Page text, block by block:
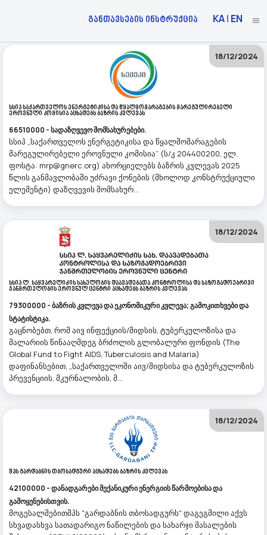
განთავსების ინსტრუქცია KA| EN
Სსიპ Საქართველოს Ენერგეტიკისა Და Წყალმომარაგების Მარეგულირებელი
Ეროვნული Კომისია Აცხადებს Ბაზრის Კვლევას
66510000 - სადაზღვევო მომსახურებები.
18/12/2024
სსიპ „საქართველოს ენერგეტიკისა და წყალმომარაგების
მარეგულირებელი ეროვნული კომისია“ (ს/კ 204400200, ელ.
ფოსტა: mrp@gnerc.org) ახორციელებს ბაზრის კვლევას 2025
წლის განმავლობაში უძრავი ქონების (მხოლოდ კონსტრუქციული
ელემენტი) დაზღვევის მომსახურ...
Სსიპ Ლ. Საყვარელიძის Სახელობის Დაავადებათა Კონტროლისა Და Საზოგადოებრივი
Ჯანმრთელობის Ეროვნულ Ცენტრი Აცხადებს Ბაზრის Კვლევას
79300000 - ბაზრის კვლევა და ეკონომიკური კვლევა; გამოკითხვები და
სტატისტიკა.
18/12/2024
გაცნობებთ, რომ აივ ინფექციის/შიდსის, ტუბერკულოზისა და
მალარიის წინააღმდეგ ბრძოლის გლობალური ფონდის (The
Global Fund to Fight AIDS, Tuberculosis and Malaria)
დაფინანსებით, „საქართველოში აივ/შიდსისა და ტუბერკულოზის
პრევენციის, მკურნალობის, მ...
Შპს Გარდაბნის Თბოსადგური Აცხადებს Ბაზრის Კვლევას
42100000 - დანადგარები მექანიკური ენერგიის წარმოებისა და
გამოყენებისთვის.
18/12/2024
მოგესალმებითშპს "გარდაბნის თბოსადგურს" დაგეგმილი აქვს
სხვადასხვა სათადარიგო ნაწილების და სახარჯი მასალების